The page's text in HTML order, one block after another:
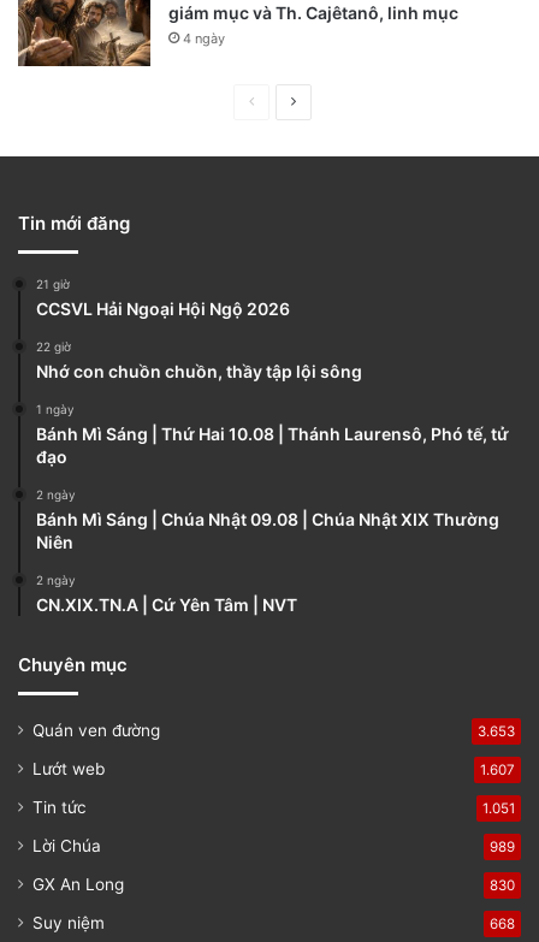
giám mục và Th. Cajêtanô, linh mục
4 ngày
u
p
g
Tin mới đăng
21 giờ
CCSVL Hải Ngoại Hội Ngộ 2026
22 giờ
Nhớ con chuồn chuồn, thầy tập lội sông
1 ngày
Bánh Mì Sáng | Thứ Hai 10.08 | Thánh Laurensô, Phó tế, tử
đạo
2 ngày
Bánh Mì Sáng | Chúa Nhật 09.08 | Chúa Nhật XIX Thường
Niên
2 ngày
CN.XIX.TN.A | Cứ Yên Tâm | NVT
Chuyên mục
Quán ven đường 3.653
Lướt web 1.607
Tin tức 1.051
Lời Chúa 989
GX An Long 830
Suy niệm 668